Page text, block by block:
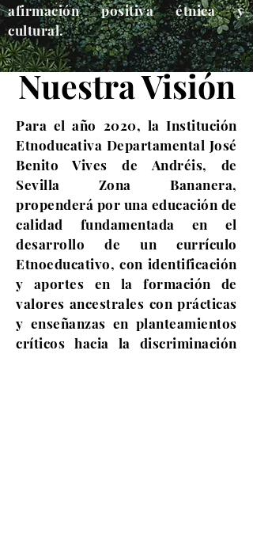
afirmación positiva étnica y
cultural.
Nuestra Visión
Para el año 2020, la Institución
Etnoducativa Departamental José
Benito Vives de Andréis, de
Sevilla Zona Bananera,
propenderá por una educación de
calidad fundamentada en el
desarrollo de un currículo
Etnoeducativo, con identificación
y aportes en la formación de
valores ancestrales con prácticas
y enseñanzas en planteamientos
críticos hacia la discriminación